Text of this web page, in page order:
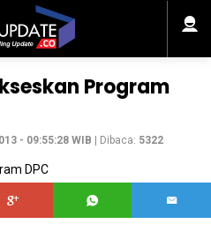
Program
- 09:55:28 WIB | Dibaca: 5322